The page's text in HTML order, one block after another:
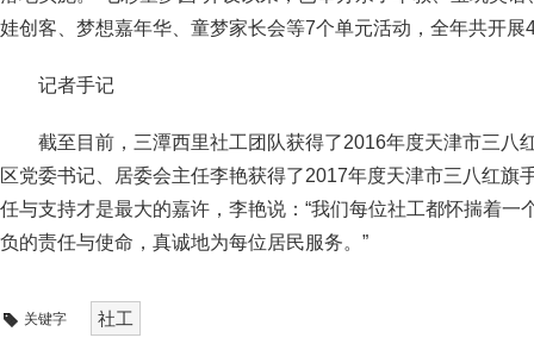
娃创客、梦想嘉年华、童梦家长会等7个单元活动，全年共开
记者手记
截至目前，三潭西里社工团队获得了2016年度天津市三八
区党委书记、居委会主任李艳获得了2017年度天津市三八红旗
任与支持才是最大的嘉许，李艳说：“我们每位社工都怀揣着一
负的责任与使命，真诚地为每位居民服务。”
关键字 社工